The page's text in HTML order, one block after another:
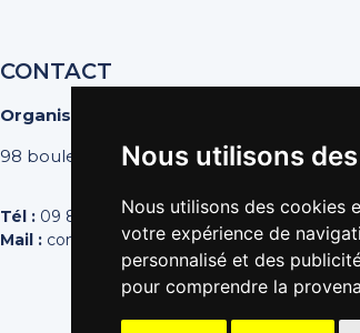
Nous utilisons
Nous utilisons des cookies
votre expérience de
personnalisé et des
pour comprendre la
CONTACT
Organisation des Poissonniers Écaillers
98 boulevard Pereire | 75017 PARIS
Tél : 09 81 44 44 43
Mail : contact@poissonniers.com